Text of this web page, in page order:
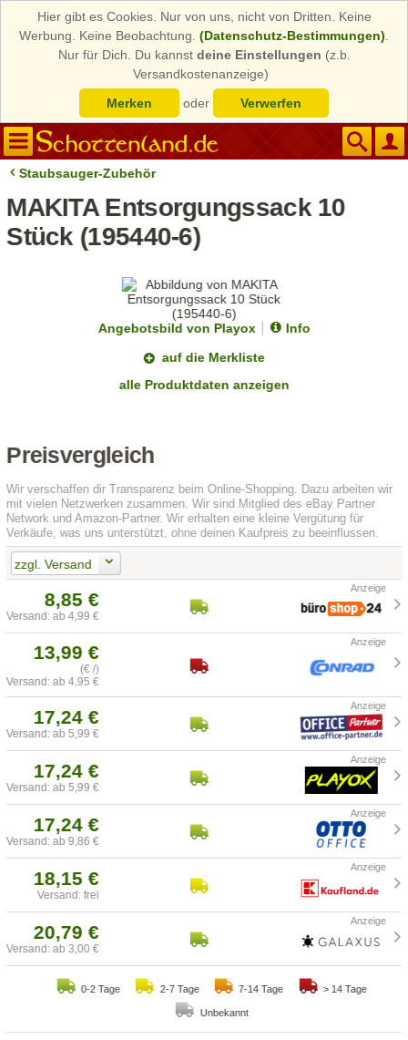
Hier gibt es Cookies. Nur von uns, nicht von Dritten. Keine
Werbung. Keine Beobachtung. (Datenschutz-Bestimmungen)
Nur für Dich. Du kannst deine Einstellungen (z.b.
Versandkostenanzeige)
Merken
oder Verwerfen
Staubsauger-Zubehör
MAKITA Entsorgungssack 10
Stück (195440-6)
Angebotsbild von Playox
Info
auf die Merkliste
alle Produktdaten anzeigen
Preisvergleich
Wir verschaffen dir Transparenz beim Online-Shopping. Dazu arbeiten wir
mit vielen Netzwerken zusammen. Wir sind Mitglied des eBay Partner
Network und Amazon-Partner. Wir erhalten eine kleine Vergütung für
Verkäufe, was uns unterstützt, ohne deinen Kaufpreis zu beeinflussen.
zzgl. Versand
8,85 €
Versand: ab 4,99 €
13,99 €
(€ /)
Versand: ab 4,95 €
17,24 €
Versand: ab 5,99 €
17,24 €
Versand: ab 5,99 €
17,24 €
Versand: ab 9,86 €
18,15 €
Versand: frei
20,79 €
Versand: ab 3,00 €
0-2 Tage 2-7 Tage 7-14 Tage > 14 Tage
Unbekannt